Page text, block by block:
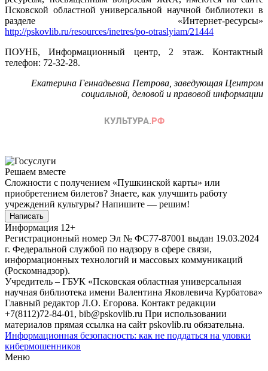
Псковской областной универсальной научной библиотеки в
разделе «Интернет-ресурсы»
http://pskovlib.ru/resources/inetres/po-otraslyiam/21444
ПОУНБ, Информационный центр, 2 этаж. Контактный
телефон: 72-32-28.
Екатерина Геннадьевна Петрова, заведующая Центром
социальной, деловой и правовой информации
Решаем вместе
Сложности с получением «Пушкинской карты» или
приобретением билетов? Знаете, как улучшить работу
учреждений культуры? Напишите — решим!
Написать
Информация 12+
Регистрационный номер Эл № ФС77-87001 выдан 19.03.2024
г. Федеральной службой по надзору в сфере связи,
информационных технологий и массовых коммуникаций
(Роскомнадзор).
Учредитель – ГБУК «Псковская областная универсальная
научная библиотека имени Валентина Яковлевича Курбатова»
Главный редактор Л.О. Егорова. Контакт редакции
+7(8112)72-84-01, bib@pskovlib.ru При использовании
материалов прямая ссылка на сайт pskovlib.ru обязательна.
Информационная безопасность: как не поддаться на уловки
кибермошенников
Меню